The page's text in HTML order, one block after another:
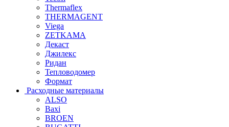
Thermaflex
THERMAGENT
Viega
ZETKAMA
Декаст
Джилекс
Ридан
Тепловодомер
Формат
Расходные материалы
ALSO
Baxi
BROEN